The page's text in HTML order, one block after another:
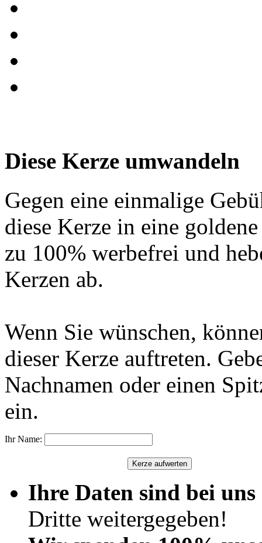
Diese Kerze umwandeln
Gegen eine einmalige
diese Kerze in eine
zu 100% werbefrei und
Kerzen ab.
Wenn Sie wünschen,
dieser Kerze auftreten.
Nachnamen oder einen
ein.
Ihr Name:
Ihre Daten sind bei uns
Dritte weitergegeben!